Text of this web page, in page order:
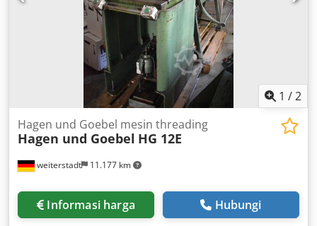
1 /2
weiterstadt 11.177 km
Hagen und Goebel mesin threading
Hagen und Goebel HG 12E
Informasi harga Hubungi